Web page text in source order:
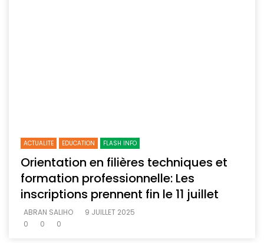
ACTUALITE EDUCATION FLASH INFO
Orientation en filières techniques et
formation professionnelle: Les
inscriptions prennent fin le 11 juillet
ABRAN SALIHO
9 JUILLET 2025
0
0 0